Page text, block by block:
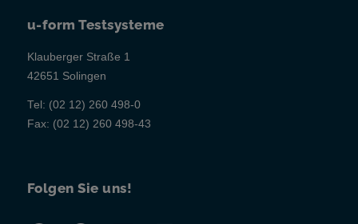
u-form Testsysteme
Klauberger Straße 1
42651 Solingen
Tel: (02 12) 260 498-0
Fax: (02 12) 260 498-43
Folgen Sie uns!